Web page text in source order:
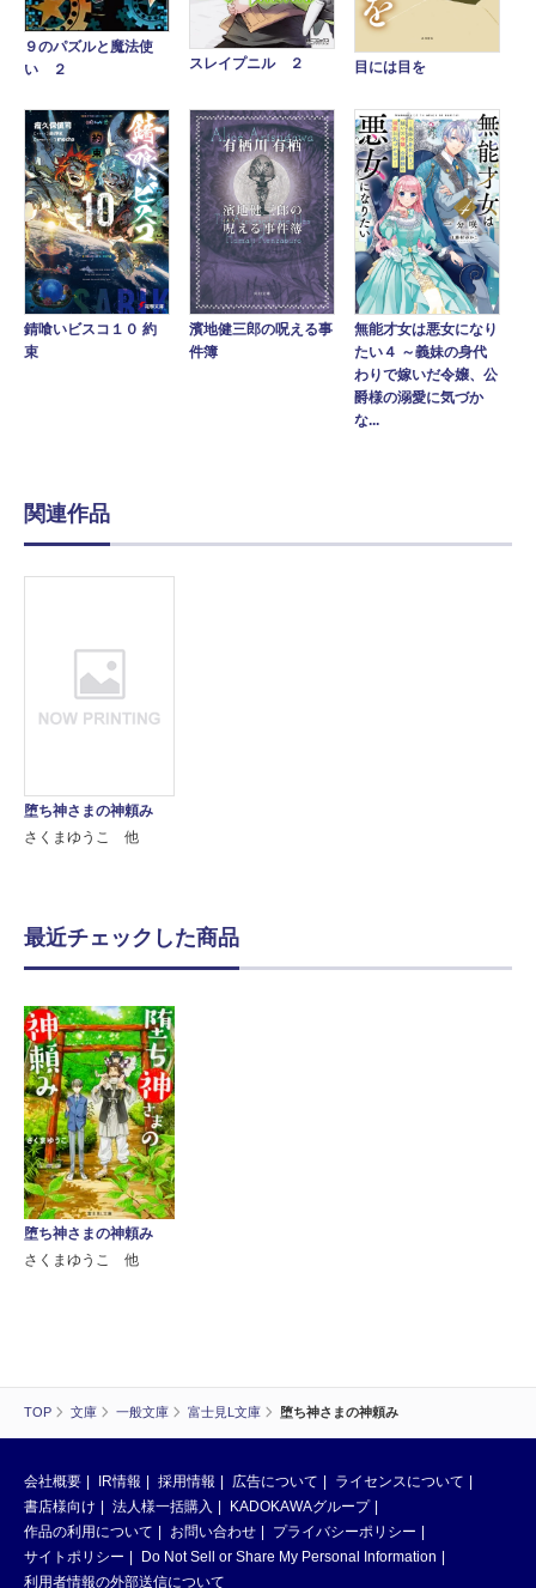
TOP 文庫 一般文庫 富士見L文庫 堕ち神さまの神頼み
９のパズルと魔法使
い ２
スレイプニル ２ 目には目を
錆喰いビスコ１０ 約
束
濱地健三郎の呪える事
件簿
無能才女は悪女になり
たい４ ～義妹の身代
わりで嫁いだ令嬢、公
爵様の溺愛に気づか
な...
関連作品
堕ち神さまの神頼み
さくまゆうこ 他
最近チェックした商品
堕ち神さまの神頼み
さくまゆうこ 他
会社概要 IR情報 採用情報 広告について
ライセンスについて
書店様向け
法人様一括購入
KADOKAWAグループ
作品の利用について
お問い合わせ
プライバシーポリシー
サイトポリシー
Do Not Sell or Share My Personal Information
利用者情報の外部送信について